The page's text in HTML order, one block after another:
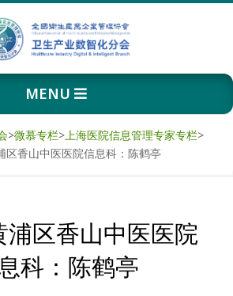
MENU
>微慕专栏>上海医院信息管理专家专栏>
区香山中医医院信息科：陈鹤亭
浦区香山中医医院
科：陈鹤亭